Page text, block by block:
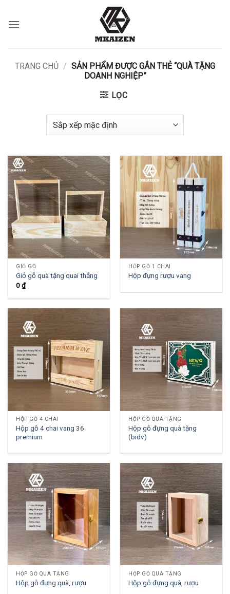
qua
nội
TRANG CHỦ / SẢN PHẨM ĐƯỢC GẮN THẺ “QUÀ TẶNG
DOANH NGHIỆP”
LỌC
GIỎ GỖ
Giỏ gỗ quà tặng quai thẳng
0₫
HỘP GỖ 1 CHAI
Hộp đựng rượu vang
HỘP GỖ 4 CHAI
Hộp gỗ 4 chai vang 36
premium
HỘP GỖ QUÀ TẶNG
Hộp gỗ đựng quà tặng
(bidv)
HỘP GỖ QUÀ TẶNG
Hộp gỗ đựng quà, rượu
HỘP GỖ QUÀ TẶNG
Hộp gỗ đựng quà, rượu